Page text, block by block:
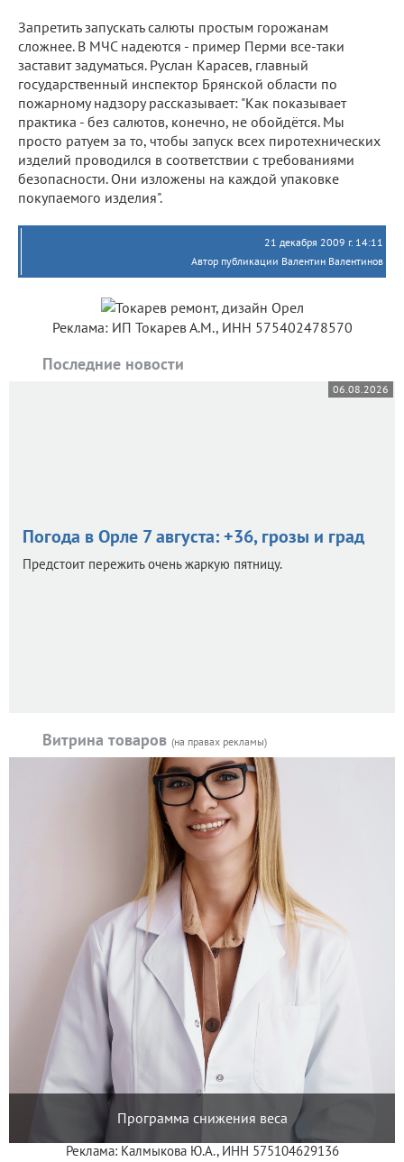
Запретить запускать салюты простым горожанам
сложнее. В МЧС надеются - пример Перми все-таки
заставит задуматься. Руслан Карасев, главный
государственный инспектор Брянской области по
пожарному надзору рассказывает: "Как показывает
практика - без салютов, конечно, не обойдётся. Мы
просто ратуем за то, чтобы запуск всех пиротехнических
изделий проводился в соответствии с требованиями
безопасности. Они изложены на каждой упаковке
покупаемого изделия".
21 декабря 2009 г. 14:11
Автор публикации Валентин Валентинов
Реклама: ИП Токарев А.М., ИНН 575402478570
Последние новости
06.08.2026
Погода в Орле 7 августа: +36, грозы и град
Предстоит пережить очень жаркую пятницу.
Витрина товаров (на правах рекламы)
Программа снижения веса
Реклама: Калмыкова Ю.А., ИНН 575104629136